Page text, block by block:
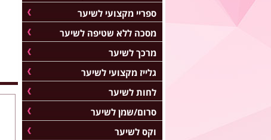
ספריי מקצועי לשיער
מסכה ללא שטיפה לשיער
מרכך לשיער
גלייז מקצועי לשיער
לחות לשיער
סרום/שמן לשיער
וקס לשיער